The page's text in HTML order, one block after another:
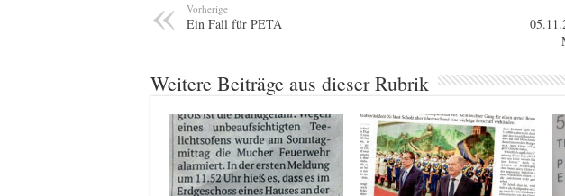
Vorherige
Ein Fall für PETA
Weitere Beiträge aus dieser Rubrik